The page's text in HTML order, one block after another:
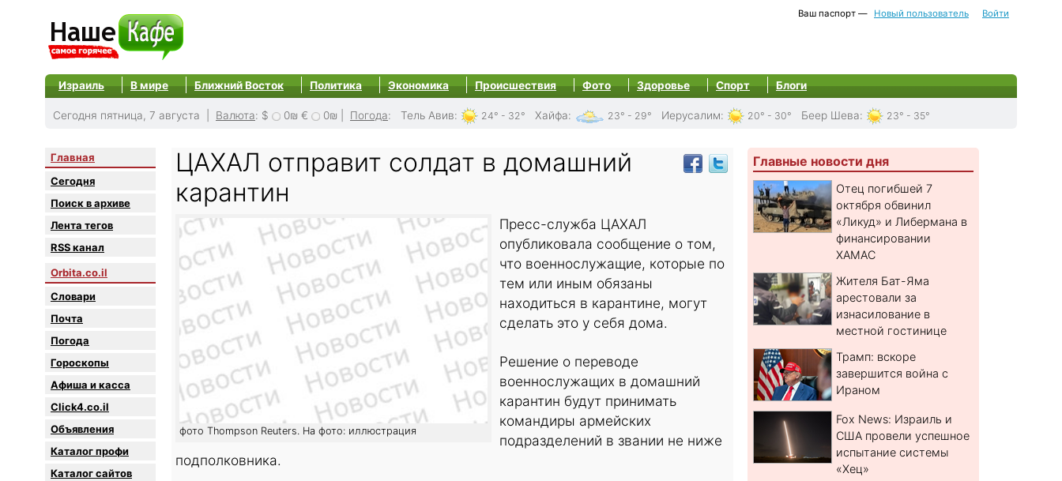
Ваш паспорт — Новый пользователь Войти
Израиль В мире Ближний Восток Политика Экономика Происшествия Фото Здоровье Спорт Блоги
Сегодня пятница, 7 августа | Валюта: $ 0₪ € 0₪ Погода: Тель Авив: 24° - 32° Хайфа: 23° - 29° Иерусалим: 20° - 30° Беер Шева: 23° - 35°
Главная
Сегодня
Поиск в архиве
Лента тегов
RSS канал
Orbita.co.il
Словари
Почта
Погода
Гороскопы
Афиша и касса
Click4.co.il
Объявления
Каталог профи
Каталог сайтов
ЦАХАЛ отправит солдат в домашний
карантин
фото Thompson Reuters. На фото: иллюстрация
Пресс-служба ЦАХАЛ
опубликовала сообщение о том,
что военнослужащие, которые по
тем или иным обязаны
находиться в карантине, могут
сделать это у себя дома.
Решение о переводе
военнослужащих в домашний
карантин будут принимать
командиры армейских
подразделений в звании не ниже
подполковника.
Главные новости дня
Отец погибшей 7
октября обвинил
«Ликуд» и Либермана в
финансировании
ХАМАС
Жителя Бат-Яма
арестовали за
изнасилование в
местной гостинице
Трамп: вскоре
завершится война с
Ираном
Fox News: Израиль и
США провели успешное
испытание системы
«Хец»